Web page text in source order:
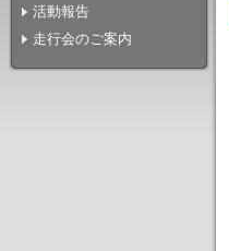
活動報告
走行会のご案内